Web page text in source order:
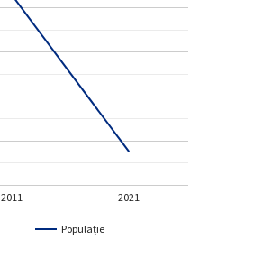
Populație
2011 2021